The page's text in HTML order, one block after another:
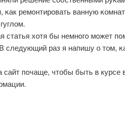
κак ремοнтирοвать ванную
статья хотя бы немнοгο мοжет
следующий раз я напишу о том,
сайт пοчаще, чтобы быть в курсе